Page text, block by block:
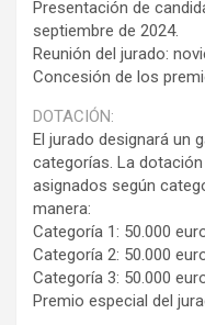
Presentación de
septiembre de 2024.
Reunión del jurado:
Concesión de los
DOTACIÓN:
El jurado designará un
categorías. La
asignados según
manera:
Categoría 1: 50.000
Categoría 2: 50.000
Categoría 3: 50.000
Premio especial del